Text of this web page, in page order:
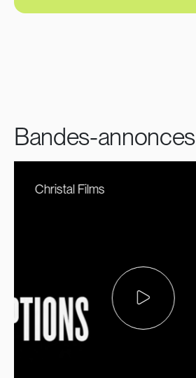
Bandes-annonces
Christal Films